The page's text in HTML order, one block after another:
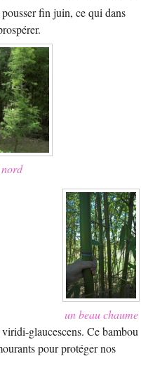
fin juin, ce qui dans
un beau chaume
glaucescens. Ce bambou
pour protéger nos